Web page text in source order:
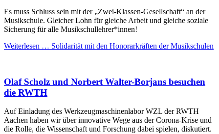
Es muss Schluss sein mit der „Zwei-Klassen-Gesellschaft“ an der
Musikschule. Gleicher Lohn für gleiche Arbeit und gleiche soziale
Sicherung für alle Musikschullehrer*innen!
Weiterlesen … Solidarität mit den Honorarkräften der Musikschulen
Olaf Scholz und Norbert Walter-Borjans besuchen
die RWTH
Auf Einladung des Werkzeugmaschinenlabor WZL der RWTH
Aachen haben wir über innovative Wege aus der Corona-Krise und
die Rolle, die Wissenschaft und Forschung dabei spielen, diskutiert.